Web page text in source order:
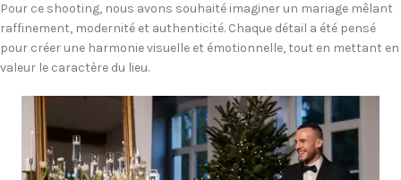
Pour ce shooting, nous avons souhaité imaginer un mariage mêlant
raffinement, modernité et authenticité. Chaque détail a été pensé
pour créer une harmonie visuelle et émotionnelle, tout en mettant en
valeur le caractère du lieu.